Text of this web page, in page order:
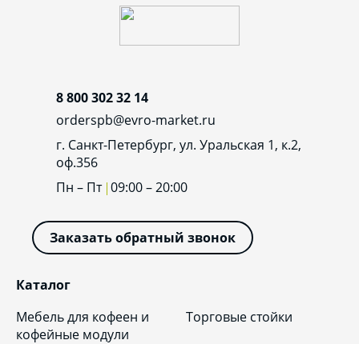
Каталог
Мебель для кофеен и
кофейные модули
Торговые стойки
8 800 302 32 14
orderspb@evro-market.ru
г. Санкт-Петербург, ул. Уральская 1, к.2,
оф.356
Пн – Пт 09:00 – 20:00
Заказать обратный звонок